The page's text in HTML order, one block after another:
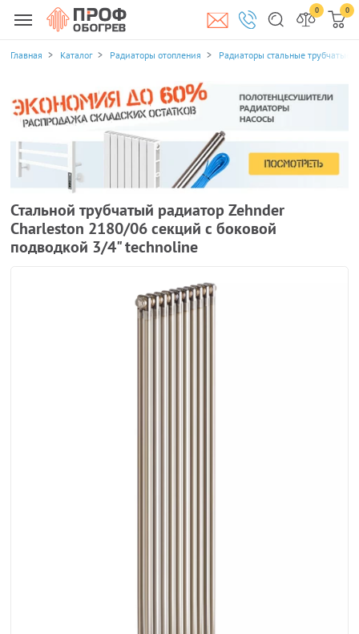
0 0
Главная Каталог Радиаторы отопления Радиаторы стальные трубчатые
Стальной трубчатый радиатор Zehnder
Charleston 2180/06 секций с боковой
подводкой 3/4" technoline